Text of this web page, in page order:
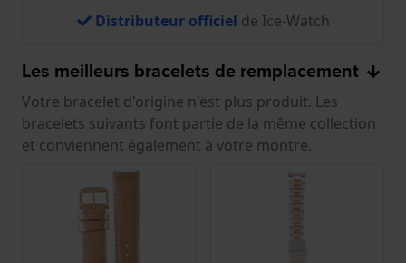
Distributeur officiel de Ice-Watch
Les meilleurs bracelets de remplacement
Votre bracelet d'origine n'est plus produit. Les
bracelets suivants font partie de la même collection
et conviennent également à votre montre.